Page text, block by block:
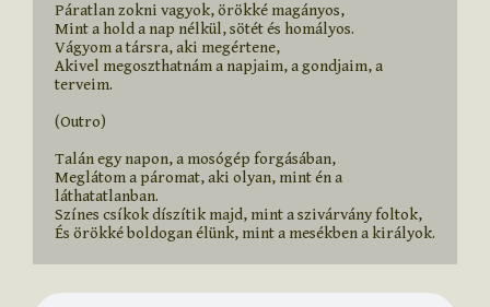
Páratlan zokni vagyok, örökké magányos,
Mint a hold a nap nélkül, sötét és homályos.
Vágyom a társra, aki megértene,
Akivel megoszthatnám a napjaim, a gondjaim, a
terveim.
(Outro)
Talán egy napon, a mosógép forgásában,
Meglátom a páromat, aki olyan, mint én a
láthatatlanban.
Színes csíkok díszítik majd, mint a szivárvány foltok,
És örökké boldogan élünk, mint a mesékben a királyok.